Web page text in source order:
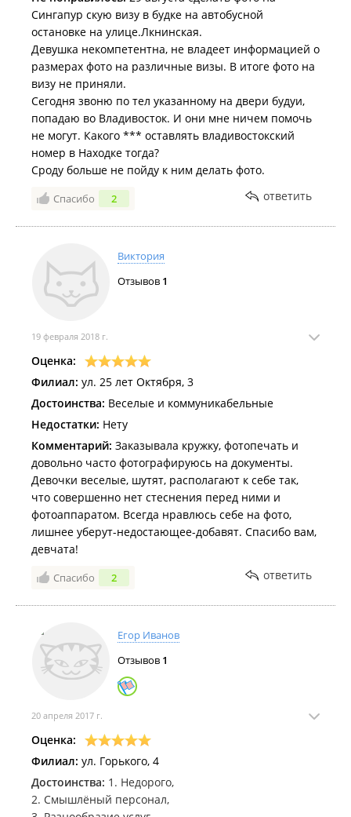
Сингапур скую визу в будке на автобусной
остановке на улице.Лкнинская.
Девушка некомпетентна, не владеет информацией о
размерах фото на различные визы. В итоге фото на
визу не приняли.
Сегодня звоню по тел указанному на двери будуи,
попадаю во Владивосток. И они мне ничем помочь
не могут. Какого *** оставлять владивостокский
номер в Находке тогда?
Сроду больше не пойду к ним делать фото.
Спасибо 2 ответить
Виктория
Отзывов 1
19 февраля 2018 г.
Оценка:
Филиал: ул. 25 лет Октября, 3
Достоинства: Веселые и коммуникабельные
Недостатки: Нету
Комментарий: Заказывала кружку, фотопечать и
довольно часто фотографируюсь на документы.
Девочки веселые, шутят, располагают к себе так,
что совершенно нет стеснения перед ними и
фотоаппаратом. Всегда нравлюсь себе на фото,
лишнее уберут-недостающее-добавят. Спасибо вам,
девчата!
Спасибо 2 ответить
Егор Иванов
Отзывов 1
20 апреля 2017 г.
Оценка:
Филиал: ул. Горького, 4
Достоинства: 1. Недорого,
2. Смышлёный персонал,